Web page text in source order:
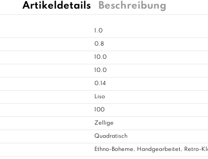
Artikeldetails Beschreibung
1.0
0.8
10.0
10.0
0.14
Liso
100
Zellige
Quadratisch
Ethno-Boheme, Handgearbeitet, Retro-